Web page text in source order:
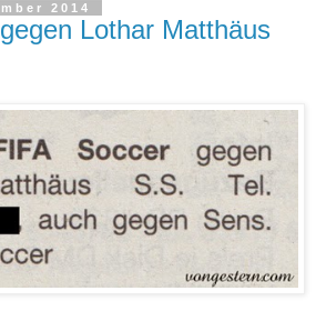
2014
Lothar Matthäus